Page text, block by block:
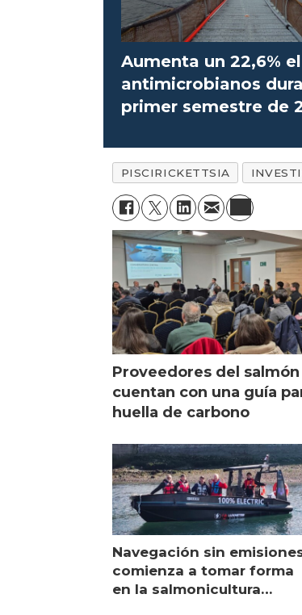
Aumenta un 22,6%
antimicrobianos
primer semestre de
PISCIRICKETTSIA
Proveedores del salmón
cuentan con una guía
huella de carbono
Navegación sin
comienza a tomar forma
en la salmonicultura